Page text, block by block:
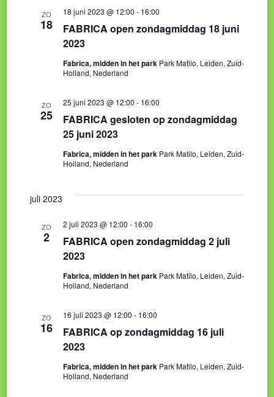
ZO
18
FABRICA open zondagmiddag 18 juni
2023
18 juni 2023 @ 12:00 - 16:00
Fabrica, midden in het park Park Matilo, Leiden, Zuid-
Holland, Nederland
ZO
25
FABRICA gesloten op zondagmiddag
25 juni 2023
25 juni 2023 @ 12:00 - 16:00
Fabrica, midden in het park Park Matilo, Leiden, Zuid-
Holland, Nederland
juli 2023
ZO
2
FABRICA open zondagmiddag 2 juli
2023
2 juli 2023 @ 12:00 - 16:00
Fabrica, midden in het park Park Matilo, Leiden, Zuid-
Holland, Nederland
ZO
16
FABRICA op zondagmiddag 16 juli
2023
16 juli 2023 @ 12:00 - 16:00
Fabrica, midden in het park Park Matilo, Leiden, Zuid-
Holland, Nederland